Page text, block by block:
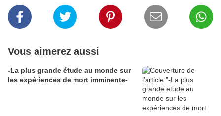
Vous aimerez aussi
-La plus grande étude au monde sur
les expériences de mort imminente-